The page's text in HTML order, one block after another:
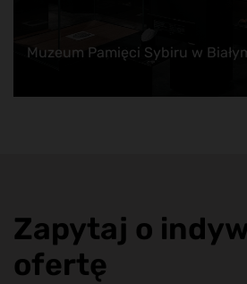
Muzeum Pamięci Sybiru w
Zapytaj o
ofertę